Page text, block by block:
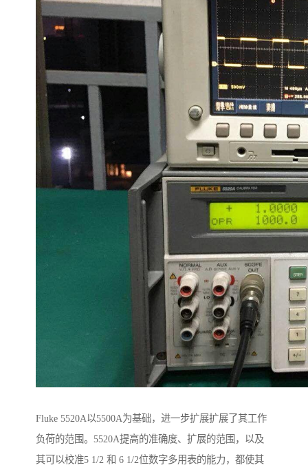
Fluke 5520A以5500A为基础，进一步扩展扩展了其工作
负荷的范围。5520A提高的准确度、扩展的范围，以及
其可以校准5 1/2 和 6 1/2位数字多用表的能力，都使其